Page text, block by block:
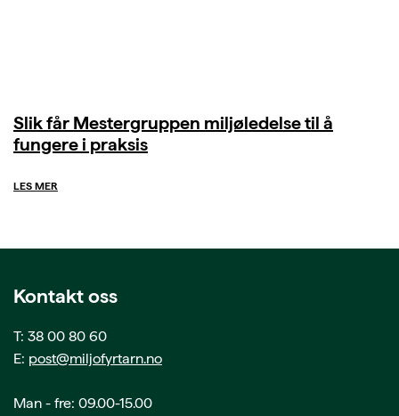
Slik får Mestergruppen miljøledelse til å
fungere i praksis
LES MER
Kontakt oss
T: 38 00 80 60
E: post@miljofyrtarn.no
Man - fre: 09.00-15.00